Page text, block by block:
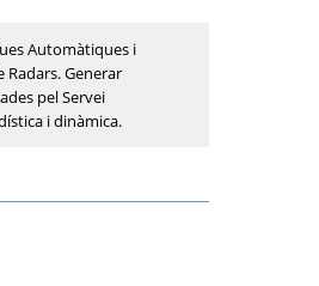
Automàtiques i
Radars. Generar
pel Servei
i dinàmica.